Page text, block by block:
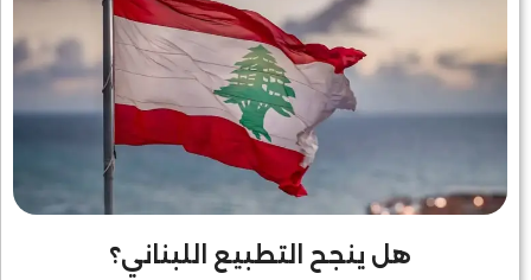
هل ينجح التطبيع اللبناني؟